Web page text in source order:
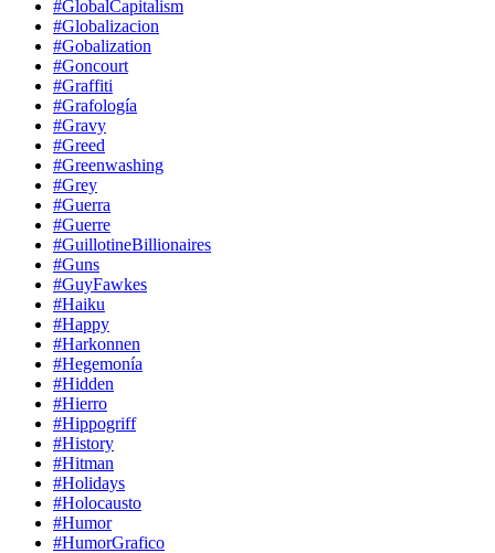
#GlobalCapitalism
#Globalizacion
#Gobalization
#Goncourt
#Graffiti
#Grafología
#Gravy
#Greed
#Greenwashing
#Grey
#Guerra
#Guerre
#GuillotineBillionaires
#Guns
#GuyFawkes
#Haiku
#Happy
#Harkonnen
#Hegemonía
#Hidden
#Hierro
#Hippogriff
#History
#Hitman
#Holidays
#Holocausto
#Humor
#HumorGrafico